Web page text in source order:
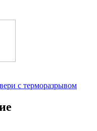
с терморазрывом